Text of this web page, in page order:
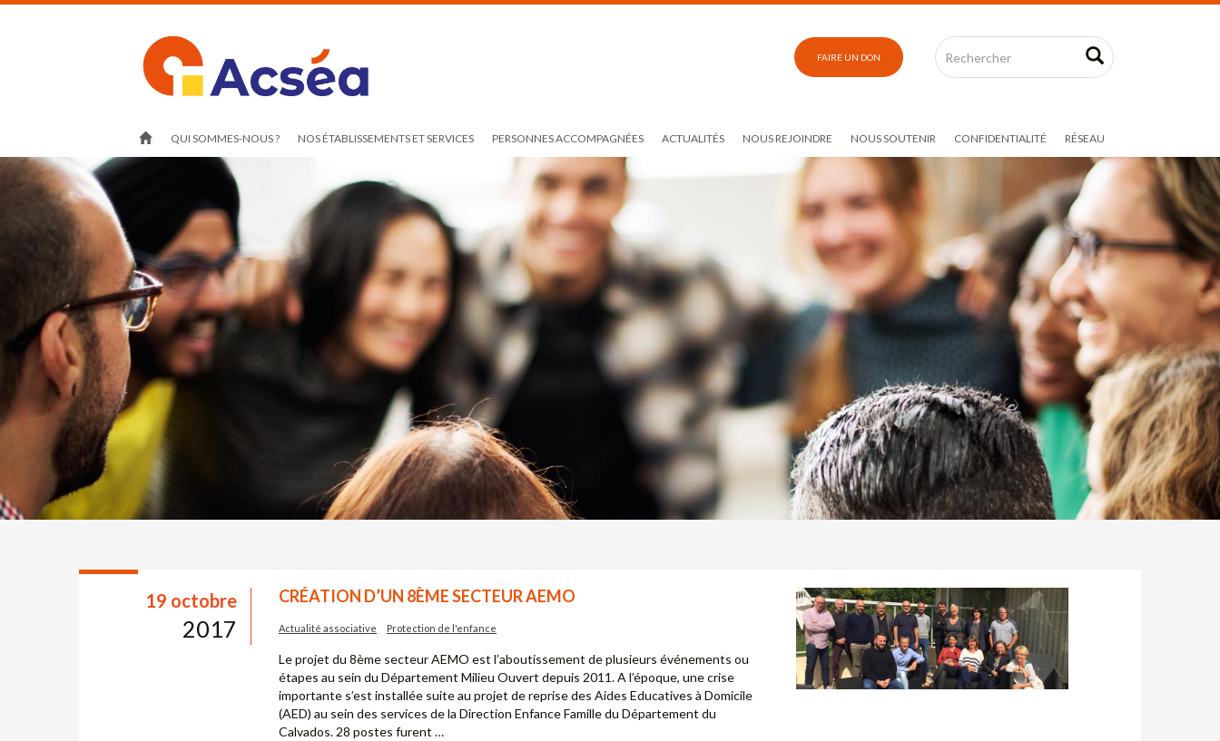
FAIRE UN DON
QUI SOMMES-NOUS ? NOS ÉTABLISSEMENTS ET SERVICES PERSONNES ACCOMPAGNÉES ACTUALITÉS NOUS REJOINDRE NOUS SOUTENIR CONFIDENTIALITÉ RÉSEAU
19 octobre
2017
CRÉATION D’UN 8ÈME SECTEUR AEMO
Actualité associative Protection de l'enfance
Le projet du 8ème secteur AEMO est l’aboutissement de plusieurs événements ou
étapes au sein du Département Milieu Ouvert depuis 2011. A l’époque, une crise
importante s’est installée suite au projet de reprise des Aides Educatives à Domicile
(AED) au sein des services de la Direction Enfance Famille du Département du
Calvados. 28 postes furent …